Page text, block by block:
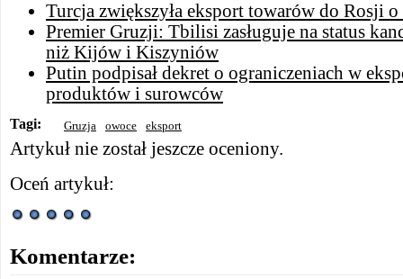
Turcja zwiększyła eksport towarów do Rosji
Premier Gruzji: Tbilisi zasługuje na status
niż Kijów i Kiszyniów
Putin podpisał dekret o ograniczeniach w
produktów i surowców
Tagi: Gruzja owoce eksport
Artykuł nie został jeszcze oceniony.
Oceń artykuł:
Komentarze: